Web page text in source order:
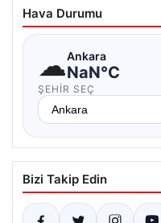
Hava Durumu
☁Ankara
NaN°C
ŞEHIR SEÇ
Bizi Takip Edin